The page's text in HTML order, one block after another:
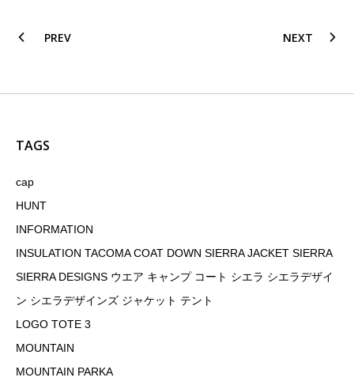
PREV NEXT
TAGS
cap
HUNT
INFORMATION
INSULATION TACOMA COAT DOWN SIERRA JACKET SIERRA
SIERRA DESIGNS ウエア キャンプ コート シエラ シエラデザイ
ン シエラデザインズ ジャケット テント
LOGO TOTE 3
MOUNTAIN
MOUNTAIN PARKA